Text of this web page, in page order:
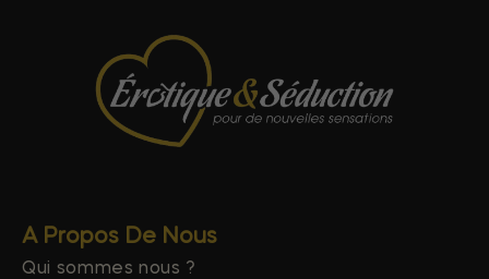
A Propos De Nous
Qui sommes nous ?